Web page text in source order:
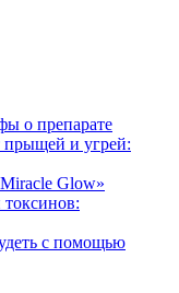
о препарате
прыщей и угрей:
Glow»
с помощью